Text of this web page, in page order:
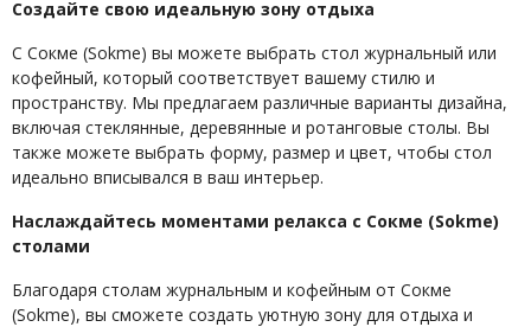
Создайте свою идеальную зону отдыха
С Сокме (Sokme) вы можете выбрать стол журнальный или
кофейный, который соответствует вашему стилю и
пространству. Мы предлагаем различные варианты дизайна,
включая стеклянные, деревянные и ротанговые столы. Вы
также можете выбрать форму, размер и цвет, чтобы стол
идеально вписывался в ваш интерьер.
Наслаждайтесь моментами релакса с Сокме (Sokme)
столами
Благодаря столам журнальным и кофейным от Сокме
(Sokme), вы сможете создать уютную зону для отдыха и